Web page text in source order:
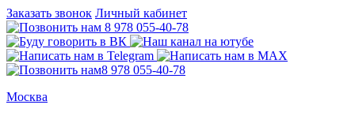
Заказать звонок Личный кабинет
8 978 055-40-78
8 978 055-40-78
Москва